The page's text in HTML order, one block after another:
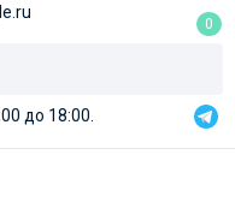
0
до 18:00.